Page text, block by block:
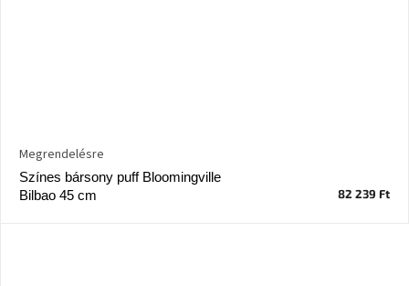
Színes bársony puff Bloomingville
Bilbao 45 cm
Megrendelésre
82 239 Ft